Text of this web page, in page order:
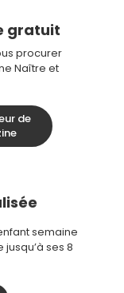
gratuit
procurer
Naître et
de
semaine
ses 8